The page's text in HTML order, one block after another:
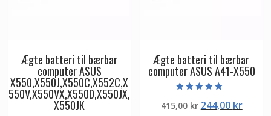
Ægte batteri til bærbar
computer ASUS
X550,X550J,X550C,X552C,X
550V,X550VX,X550D,X550JX,
X550JK
Ægte batteri til bærbar
computer ASUS A41-X550
5.00
ud af 5
415,00kr Den
244,00 krDen